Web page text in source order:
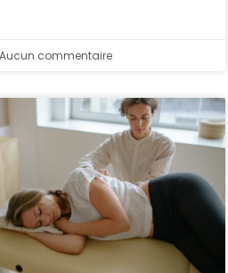
Aucun commentaire